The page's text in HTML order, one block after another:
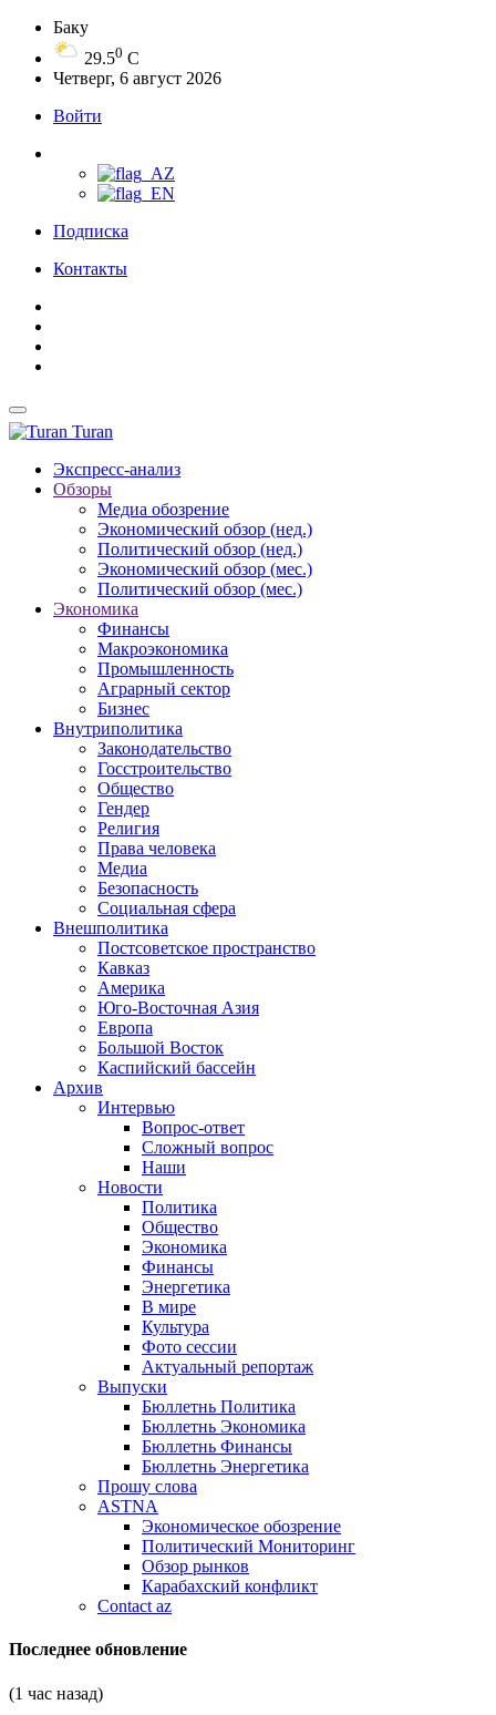
Баку
29.50 C
Четверг, 6 август 2026
Войти
Подписка
Контакты
Turan
Экспресс-анализ
Обзоры
Медиа обозрение
Экономический обзор (нед.)
Политический обзор (нед.)
Экономический обзор (мес.)
Политический обзор (мес.)
Экономика
Финансы
Макроэкономика
Промышленность
Аграрный сектор
Бизнес
Внутриполитика
Законодательство
Госстроительство
Общество
Гендер
Религия
Права человека
Медиа
Безопасность
Социальная сфера
Внешполитика
Постсоветское пространство
Кавказ
Америка
Юго-Восточная Азия
Европа
Большой Восток
Каспийский бассейн
Архив
Интервью
Вопрос-ответ
Сложный вопрос
Наши
Новости
Политика
Общество
Экономика
Финансы
Энергетика
В мире
Культура
Фото сессии
Актуальный репортаж
Выпуски
Бюллетнь Политика
Бюллетнь Экономика
Бюллетнь Финансы
Бюллетнь Энергетика
Прошу слова
ASTNA
Экономическое обозрение
Политический Мониторинг
Обзор рынков
Карабахский конфликт
Contact az
Последнее обновление
(1 час назад)